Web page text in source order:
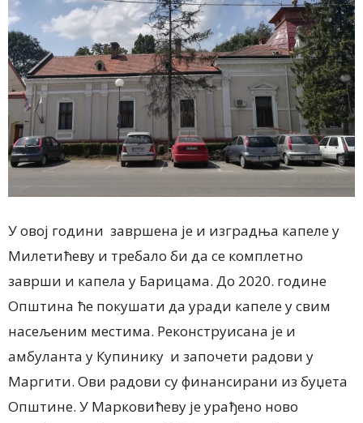
У овој години завршена је и изградња капеле у
Милетићеву и требало би да се комплетно
заврши и капела у Барицама. До 2020. године
Општина ће покушати да уради капеле у свим
насељеним местима. Реконструисана је и
амбуланта у Купинику и започети радови у
Маргити. Ови радови су финансирани из буџета
Општине. У Марковићеву је урађено ново